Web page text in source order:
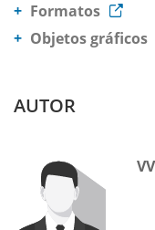
Formatos
Objetos gráficos
AUTOR